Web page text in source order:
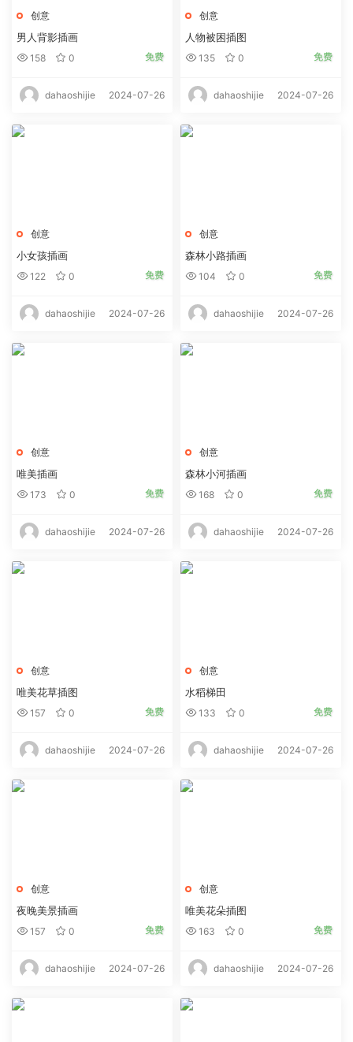
创意
男人背影插画
158 0 免费
dahaoshijie 2024-07-26
创意
人物被困插图
135 0 免费
dahaoshijie 2024-07-26
创意
小女孩插画
122 0 免费
dahaoshijie 2024-07-26
创意
森林小路插画
104 0 免费
dahaoshijie 2024-07-26
创意
唯美插画
173 0 免费
dahaoshijie 2024-07-26
创意
森林小河插画
168 0 免费
dahaoshijie 2024-07-26
创意
唯美花草插图
157 0 免费
dahaoshijie 2024-07-26
创意
水稻梯田
133 0 免费
dahaoshijie 2024-07-26
创意
夜晚美景插画
157 0 免费
dahaoshijie 2024-07-26
创意
唯美花朵插图
163 0 免费
dahaoshijie 2024-07-26